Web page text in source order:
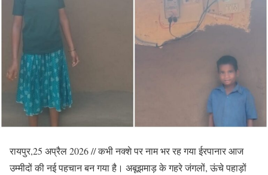
रायपुर,25 अप्रैल 2026 // कभी नक्शे पर नाम भर रह गया ईरपानार आज
उम्मीदों की नई पहचान बन गया है। अबूझमाड़ के गहरे जंगलों, ऊंचे पहाड़ों